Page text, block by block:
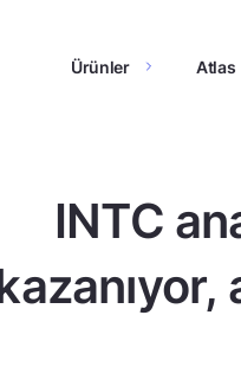
Ürünler Atlas
INTC